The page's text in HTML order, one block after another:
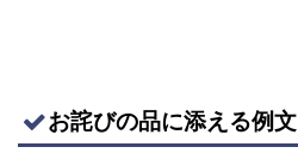
お詫びの品に添える例文